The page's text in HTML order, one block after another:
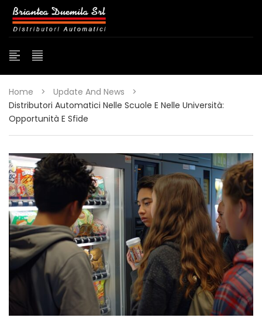
Home > Update And News
>
Distributori Automatici Nelle Scuole E Nelle Università:
Opportunità E Sfide